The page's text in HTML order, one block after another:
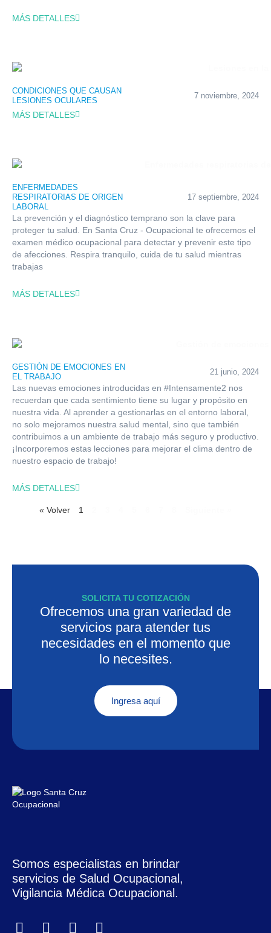
MÁS DETALLES
CONDICIONES QUE CAUSAN
LESIONES OCULARES
7 noviembre, 2024
MÁS DETALLES
ENFERMEDADES
RESPIRATORIAS DE ORIGEN
LABORAL
17 septiembre, 2024
La prevención y el diagnóstico temprano son la clave para
proteger tu salud. En Santa Cruz - Ocupacional te ofrecemos el
examen médico ocupacional para detectar y prevenir este tipo
de afecciones. Respira tranquilo, cuida de tu salud mientras
trabajas
MÁS DETALLES
GESTIÓN DE EMOCIONES EN
EL TRABAJO
21 junio, 2024
Las nuevas emociones introducidas en #Intensamente2 nos
recuerdan que cada sentimiento tiene su lugar y propósito en
nuestra vida. Al aprender a gestionarlas en el entorno laboral,
no solo mejoramos nuestra salud mental, sino que también
contribuimos a un ambiente de trabajo más seguro y productivo.
¡Incorporemos estas lecciones para mejorar el clima dentro de
nuestro espacio de trabajo!
MÁS DETALLES
« Volver 1
SOLICITA TU COTIZACIÓN
Ofrecemos una gran variedad de
servicios para atender tus
necesidades en el momento que
lo necesites.
Ingresa aquí
Somos especialistas en brindar
servicios de Salud Ocupacional,
Vigilancia Médica Ocupacional.